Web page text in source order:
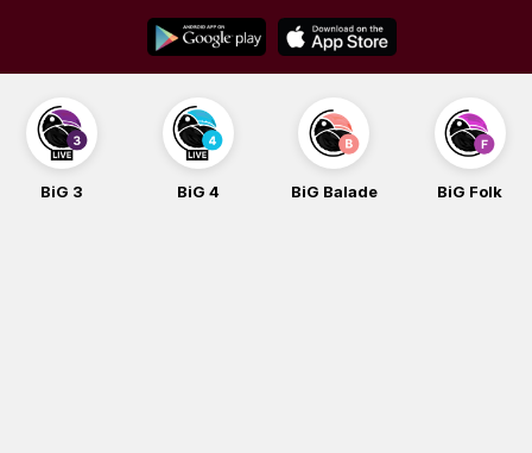
content
BiG 4 BiG Balade BiG Folk BiG iG